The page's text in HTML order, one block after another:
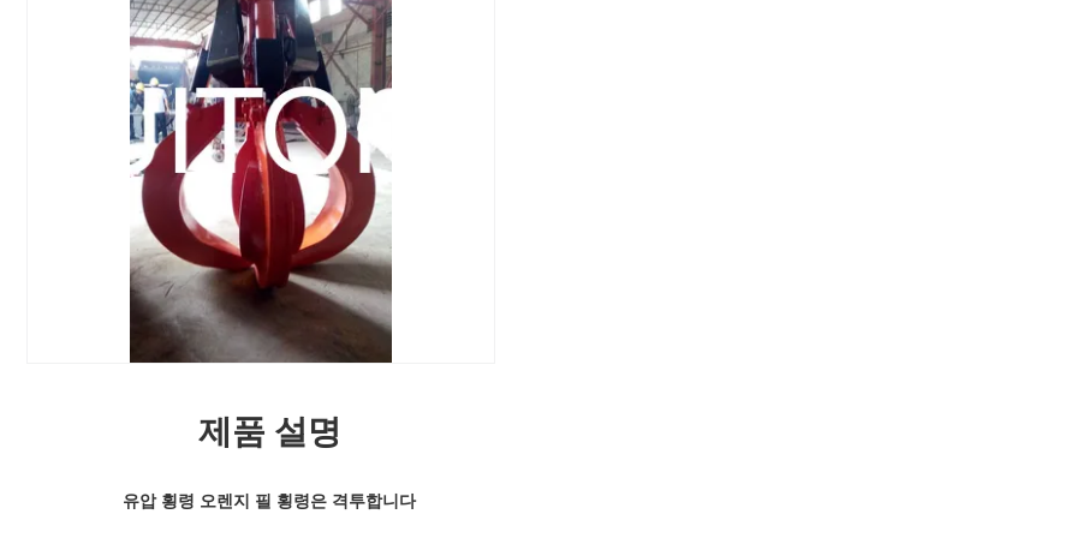
제품 설명
유압 횡령 오렌지 필 횡령은 격투합니다